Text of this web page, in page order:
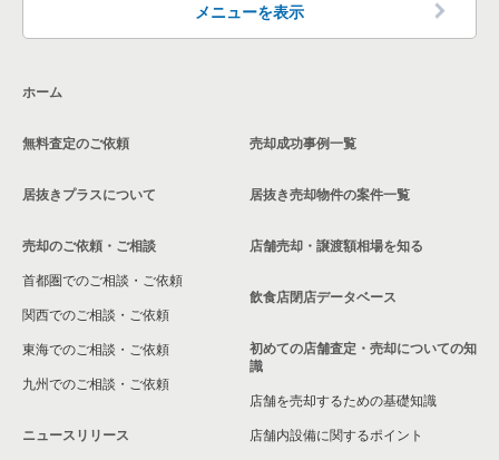
高石市の飲食店の居抜き売却物件の案件一覧
大阪市鶴見区の飲食店の居抜き売却物件の案件一覧
大阪市浪速区の飲食店の居抜き売却物件の案件一覧
八尾市の飲食店の居抜き売却物件の案件一覧
大東市の飲食店の居抜き売却物件の案件一覧
箕面市の飲食店の居抜き売却物件の案件一覧
大阪市淀川区の飲食店の居抜き売却物件の案件一覧
大阪市東成区の飲食店の居抜き売却物件の案件一覧
メニューを表示
ホーム
無料査定のご依頼
居抜きプラスについて
売却のご依頼・ご相談
首都圏でのご相談・ご依頼
関西でのご相談・ご依頼
東海でのご相談・ご依頼
九州でのご相談・ご依頼
ニュースリリース
売却成功事例一覧
居抜き売却物件の案件一覧
店舗売却・譲渡額相場を知る
飲食店閉店データベース
初めての店舗査定・売却についての知
識
店舗を売却するための基礎知識
店舗内設備に関するポイント